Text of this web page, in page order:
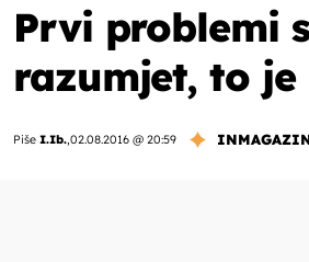
Prvi problemi
razumjet, to
Piše I.Ib.,02.08.2016 @ 20:59